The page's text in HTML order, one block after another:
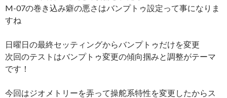
M-07の巻き込み癖の悪さはバンプトゥ設定って事になりま
すね
日曜日の最終セッティングからバンプトゥだけを変更
次回のテストはバンプトゥ変更の傾向掴みと調整がテーマ
です！
今回はジオメトリーを弄って操舵系特性を変更したからス